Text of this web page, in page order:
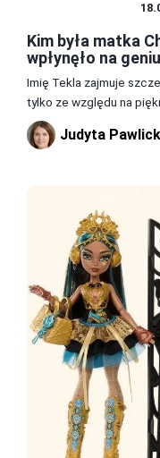
Kim była matka
wpłynęło na
Imię Tekla zajmuje
tylko ze względu na
Judyta